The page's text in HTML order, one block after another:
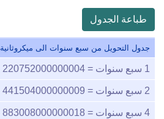
طباعة الجدول
جدول التحويل من سبع سنوات الى ميكروثانية
1 سبع سنوات = 220752000000004
2 سبع سنوات = 441504000000009
4 سبع سنوات = 883008000000018